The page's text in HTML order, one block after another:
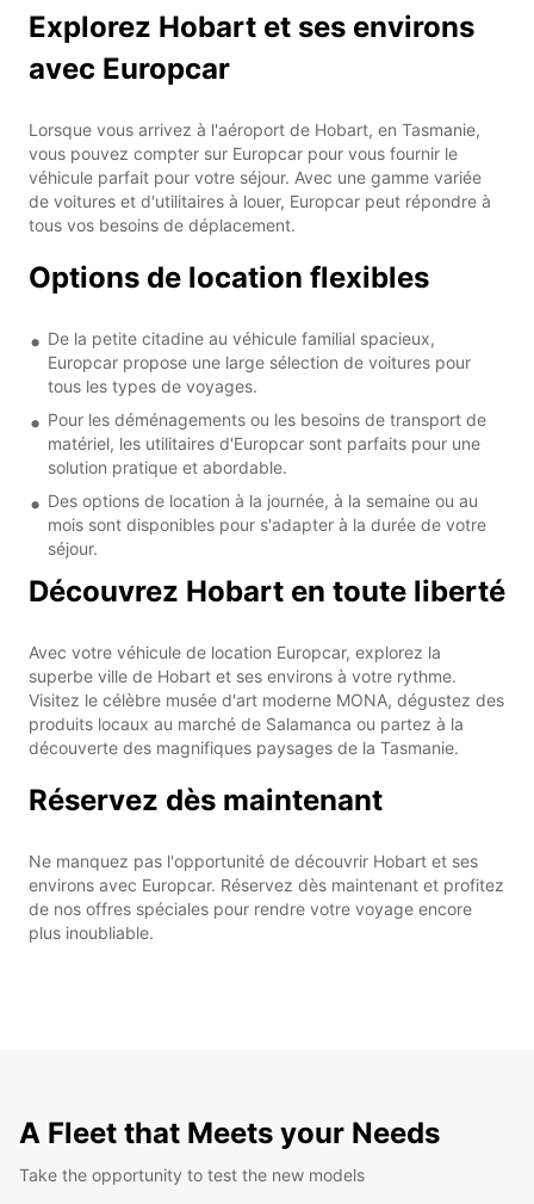
Explorez Hobart et ses environs
avec Europcar
Lorsque vous arrivez à l'aéroport de Hobart, en Tasmanie,
vous pouvez compter sur Europcar pour vous fournir le
véhicule parfait pour votre séjour. Avec une gamme variée
de voitures et d'utilitaires à louer, Europcar peut répondre à
tous vos besoins de déplacement.
Options de location flexibles
De la petite citadine au véhicule familial spacieux,
Europcar propose une large sélection de voitures pour
tous les types de voyages.
Pour les déménagements ou les besoins de transport de
matériel, les utilitaires d'Europcar sont parfaits pour une
solution pratique et abordable.
Des options de location à la journée, à la semaine ou au
mois sont disponibles pour s'adapter à la durée de votre
séjour.
Découvrez Hobart en toute liberté
Avec votre véhicule de location Europcar, explorez la
superbe ville de Hobart et ses environs à votre rythme.
Visitez le célèbre musée d'art moderne MONA, dégustez des
produits locaux au marché de Salamanca ou partez à la
découverte des magnifiques paysages de la Tasmanie.
Réservez dès maintenant
Ne manquez pas l'opportunité de découvrir Hobart et ses
environs avec Europcar. Réservez dès maintenant et profitez
de nos offres spéciales pour rendre votre voyage encore
plus inoubliable.
A Fleet that Meets your Needs
Take the opportunity to test the new models